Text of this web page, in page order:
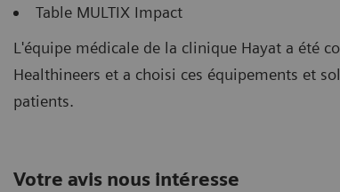
Table MULTIX Impact
L'équipe médicale de la clinique Hayat a été
Healthineers et a choisi ces équipements et
patients.
Votre avis nous intéresse